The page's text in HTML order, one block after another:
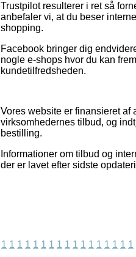
Trustpilot resulterer i ret så
anbefaler vi, at du beser
shopping.
Facebook bringer dig
nogle e-shops hvor du kan
kundetilfredsheden.
Vores website er finansieret
virksomhedernes tilbud, og
bestilling.
Informationer om tilbud og
der er lavet efter sidste
1 1 1 1 1 1 1 1 1 1 1 1 1 1 1 1 1